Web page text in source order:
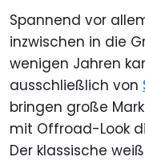
Spannend vor
inzwischen in die
wenigen Jahren
ausschließlich von
bringen große
mit Offroad-Look
Der klassische